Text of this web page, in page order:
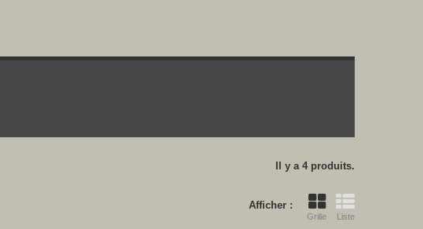
Il y a 4 produits.
Afficher :
Grille Liste